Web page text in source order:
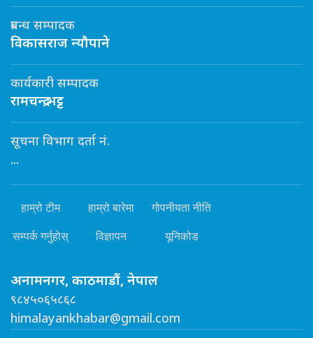
प्रबन्ध सम्पादक
विकासराज न्यौपाने
कार्यकारी सम्पादक
रामचन्द्र भट्ट
सूचना विभाग दर्ता नं.
...
हाम्रो टीम हाम्रो बारेमा गोपनीयता नीति
सम्पर्क गर्नुहोस् विज्ञापन यूनिकोड
अनामनगर, काठमाडौं, नेपाल
९८४५०६५८६८
himalayankhabar@gmail.com